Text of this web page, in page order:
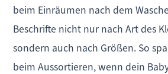
beim Einräumen nach dem
Beschrifte nicht nur nach Art des
sondern auch nach Größen. So
beim Aussortieren, wenn dein